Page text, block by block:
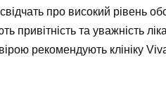
свідчать про високий рівень
привітність та уважність
рекомендують клініку